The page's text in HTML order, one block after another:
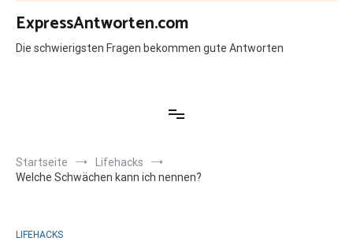
Zum
Inhalt
springen
ExpressAntworten.com
Die schwierigsten Fragen bekommen gute Antworten
Startseite
Lifehacks
Welche Schwächen kann ich nennen?
LIFEHACKS